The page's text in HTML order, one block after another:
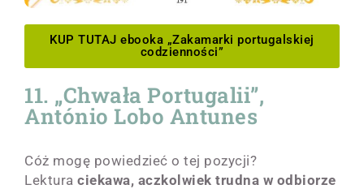
KUP TUTAJ ebooka „Zakamarki portugalskiej
codzienności”
11. „Chwała Portugalii”,
António Lobo Antunes
Cóż mogę powiedzieć o tej pozycji?
Lektura ciekawa, aczkolwiek trudna w odbiorze